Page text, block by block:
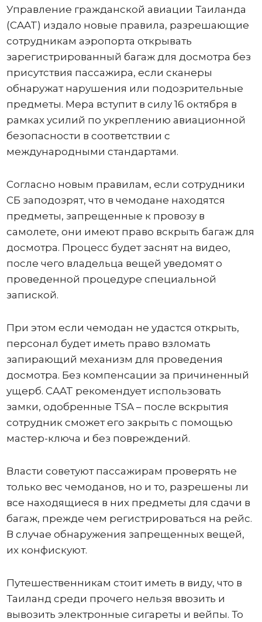
Управление гражданской авиации Таиланда
(CAAT) издало новые правила, разрешающие
сотрудникам аэропорта открывать
зарегистрированный багаж для досмотра без
присутствия пассажира, если сканеры
обнаружат нарушения или подозрительные
предметы. Мера вступит в силу 16 октября в
рамках усилий по укреплению авиационной
безопасности в соответствии с
международными стандартами.
Согласно новым правилам, если сотрудники
СБ заподозрят, что в чемодане ​​находятся
предметы, запрещенные к провозу в
самолете, они имеют право вскрыть багаж для
досмотра. Процесс будет заснят на видео,
после чего владельца вещей уведомят о
проведенной процедуре специальной
запиской.
При этом если чемодан не удастся открыть,
персонал будет иметь право взломать
запирающий механизм для проведения
досмотра. Без компенсации за причиненный
ущерб. CAAT рекомендует использовать
замки, одобренные TSA – после вскрытия
сотрудник сможет его закрыть с помощью
мастер-ключа и без повреждений.
Власти советуют пассажирам проверять не
только вес чемоданов, но и то, разрешены ли
все находящиеся в них предметы для сдачи в
багаж, прежде чем регистрироваться на рейс.
В случае обнаружения запрещенных вещей,
их конфискуют.
Путешественникам стоит иметь в виду, что в
Таиланд среди прочего нельзя ввозить и
вывозить электронные сигареты и вейпы. То